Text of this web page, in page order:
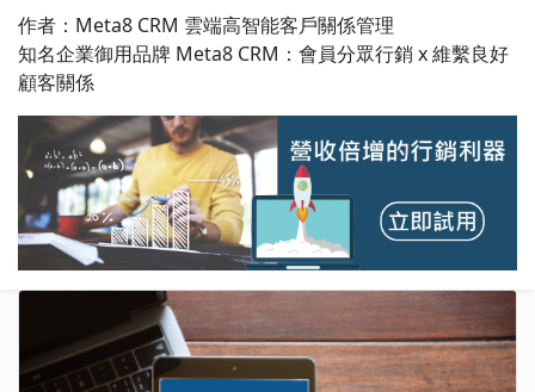
作者：Meta8 CRM 雲端高智能客戶關係管理
知名企業御用品牌 Meta8 CRM：會員分眾行銷 x 維繫良好
顧客關係